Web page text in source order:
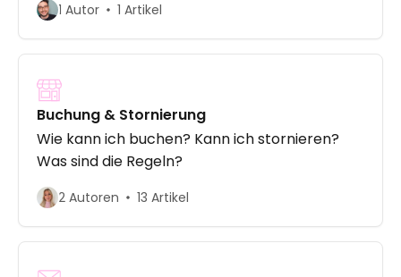
1 Autor 1 Artikel
Buchung & Stornierung
Wie kann ich buchen? Kann ich stornieren?
Was sind die Regeln?
2 Autoren 13 Artikel